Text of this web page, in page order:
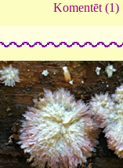
Komentēt (1)